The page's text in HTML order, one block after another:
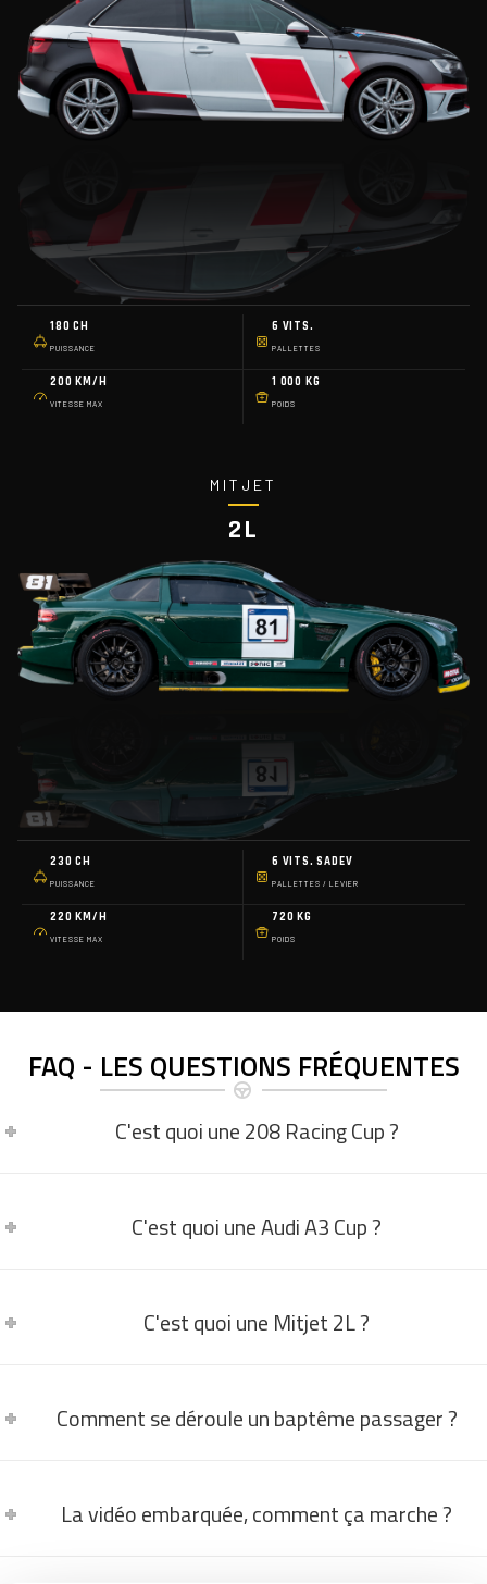
180 CH
PUISSANCE
6 VITS.
PALLETTES
200 KM/H
VITESSE MAX
1 000 KG
POIDS
MITJET
2L
230 CH
PUISSANCE
6 VITS. SADEV
PALLETTES / LEVIER
220 KM/H
VITESSE MAX
720 KG
POIDS
FAQ - LES QUESTIONS FRÉQUENTES
C'est quoi une 208 Racing Cup ?
C'est quoi une Audi A3 Cup ?
C'est quoi une Mitjet 2L ?
Comment se déroule un baptême passager ?
La vidéo embarquée, comment ça marche ?